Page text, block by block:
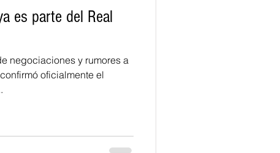
es parte del Real